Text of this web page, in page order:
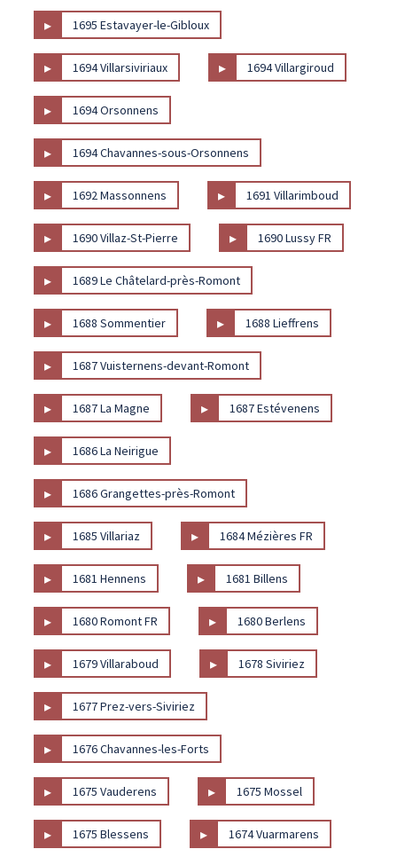
▸ 1695 Estavayer-le-Gibloux
▸ 1694 Villarsiviriaux ▸ 1694 Villargiroud
▸ 1694 Orsonnens
▸ 1694 Chavannes-sous-Orsonnens
▸ 1692 Massonnens ▸ 1691 Villarimboud
▸ 1690 Villaz-St-Pierre ▸ 1690 Lussy FR
▸ 1689 Le Châtelard-près-Romont
▸ 1688 Sommentier ▸ 1688 Lieffrens
▸ 1687 Vuisternens-devant-Romont
▸ 1687 La Magne ▸ 1687 Estévenens
▸ 1686 La Neirigue
▸ 1686 Grangettes-près-Romont
▸ 1685 Villariaz ▸ 1684 Mézières FR
▸ 1681 Hennens ▸ 1681 Billens
▸ 1680 Romont FR ▸ 1680 Berlens
▸ 1679 Villaraboud ▸ 1678 Siviriez
▸ 1677 Prez-vers-Siviriez
▸ 1676 Chavannes-les-Forts
▸ 1675 Vauderens ▸ 1675 Mossel
▸ 1675 Blessens ▸ 1674 Vuarmarens